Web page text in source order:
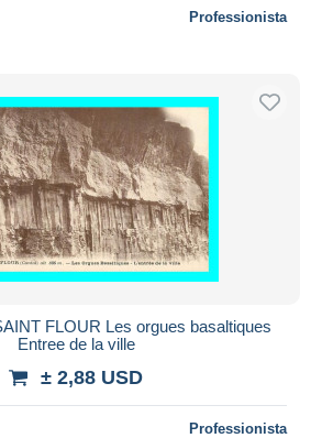
Professionista
FLOUR Les orgues basaltiques
Entree de la ville
± 2,88 USD
Professionista